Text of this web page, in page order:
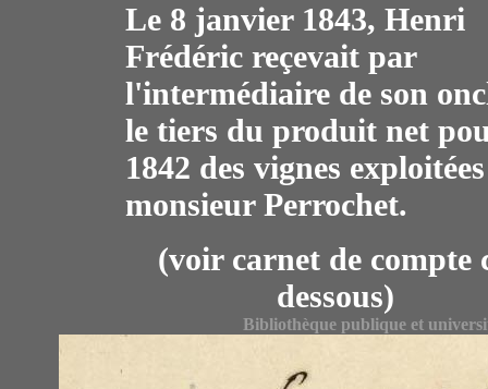
Le 8 janvier 1843, Henri
Frédéric reçevait par
l'intermédiaire de son
le tiers du produit net
1842 des vignes
monsieur Perrochet.
(voir carnet de compte
dessous)
Bibliothèque publique et